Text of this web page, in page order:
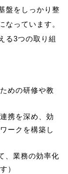
盤をしっかり整
なっています。
る3つの取り組
めの研修や教
携を深め、効
ークを構築し
、業務の効率化
）